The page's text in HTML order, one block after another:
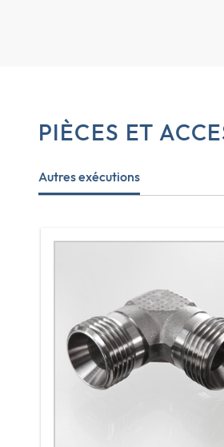
PIÈCES ET
Autres exécutions